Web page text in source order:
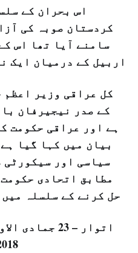
کردستان صوبہ کی
سامنے آیا تھا اس
اربیل کے درمیان ایک
کل عراقی وزیر اعظم
کے صدر نیجیرفان
ہے اور عراقی حکومت
بیان میں کہا گیا
سیاسی اور
مطابق اتحادی
حل کرنے کے سلسلہ
2018ء شمارہ نمبر: